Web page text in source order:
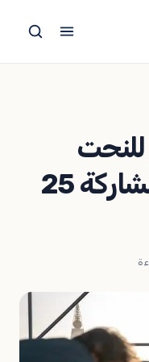
2026 في الرياض بمشاركة 25